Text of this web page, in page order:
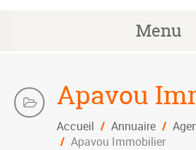
Menu
Apavou
Accueil / Annuaire /
/ Apavou Immobilier